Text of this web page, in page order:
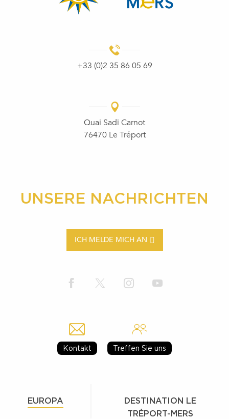
+33 (0)2 35 86 05 69
Quai Sadi Carnot
76470 Le Tréport
UNSERE NACHRICHTEN
ICH MELDE MICH AN
Kontakt Treffen Sie uns
EUROPA
DESTINATION LE
TRÉPORT-MERS